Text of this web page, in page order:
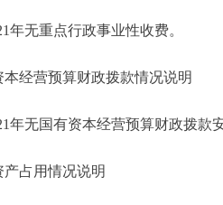
无重点行政事业性收费。
经营预算财政拨款情况说明
无国有资本经营预算财政拨款
占用情况说明